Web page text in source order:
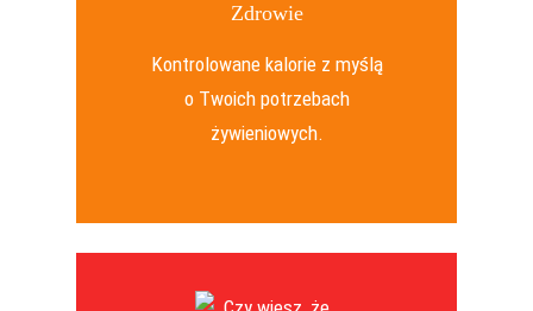
Zdrowie
Kontrolowane kalorie z myślą
o Twoich potrzebach
żywieniowych.